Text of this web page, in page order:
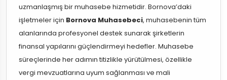
uzmanlaşmış bir muhasebe hizmetidir. Bornova’daki
işletmeler için Bornova Muhasebeci, muhasebenin tüm
alanlarında profesyonel destek sunarak şirketlerin
finansal yapılarını güçlendirmeyi hedefler. Muhasebe
süreçlerinde her adımın titizlikle yürütülmesi, özellikle
vergi mevzuatlarına uyum sağlanması ve mali